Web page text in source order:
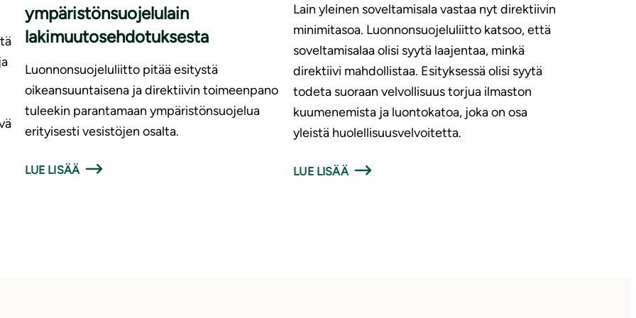
ympäristönsuojelulain
lakimuutosehdotuksesta
Luonnonsuojeluliitto pitää esitystä
oikeansuuntaisena ja direktiivin toimeenpano
tuleekin parantamaan ympäristönsuojelua
erityisesti vesistöjen osalta.
LUE LISÄÄ
Lain yleinen soveltamisala vastaa nyt direktiivin
minimitasoa. Luonnonsuojeluliitto katsoo, että
soveltamisalaa olisi syytä laajentaa, minkä
direktiivi mahdollistaa. Esityksessä olisi syytä
todeta suoraan velvollisuus torjua ilmaston
kuumenemista ja luontokatoa, joka on osa
yleistä huolellisuusvelvoitetta.
LUE LISÄÄ